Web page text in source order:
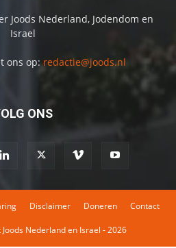
Joods Nederland, Jodendom en
Israel
ons op: redactie@joods.nl
ONS
Disclaimer Doneren Contact
Nederland en Israel - 2026